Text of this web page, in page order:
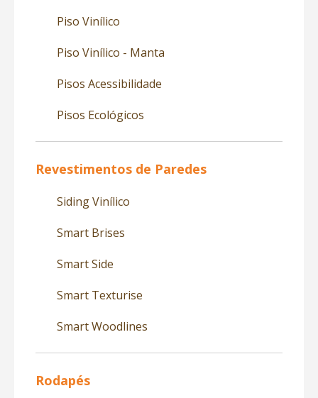
Piso Vinílico
Piso Vinílico - Manta
Pisos Acessibilidade
Pisos Ecológicos
Revestimentos de Paredes
Siding Vinílico
Smart Brises
Smart Side
Smart Texturise
Smart Woodlines
Rodapés